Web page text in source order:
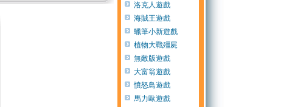
洛克人遊戲
海賊王遊戲
蠟筆小新遊戲
植物大戰殭屍
無敵版遊戲
大富翁遊戲
憤怒鳥遊戲
馬力歐遊戲